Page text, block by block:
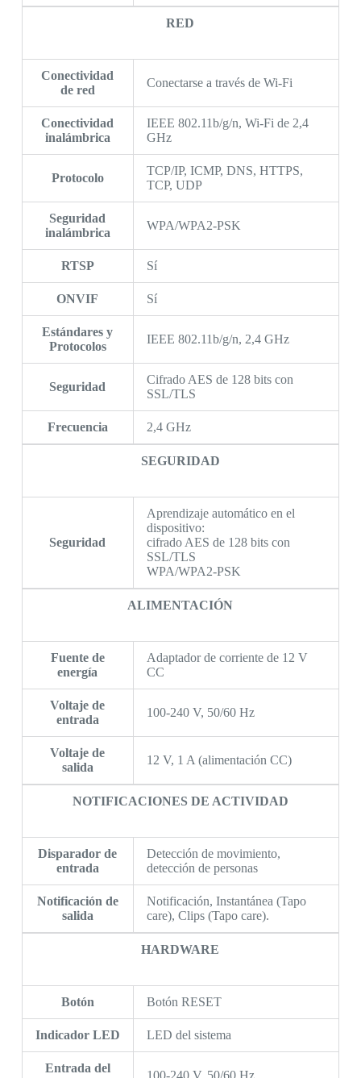
RED
Conectividad
de red
Conectarse a través de Wi-Fi
Conectividad
inalámbrica
IEEE 802.11b/g/n, Wi-Fi de 2,4
GHz
Protocolo
TCP/IP, ICMP, DNS, HTTPS,
TCP, UDP
Seguridad
inalámbrica
WPA/WPA2-PSK
RTSP Sí
ONVIF Sí
Estándares y
Protocolos
IEEE 802.11b/g/n, 2,4 GHz
Seguridad
Cifrado AES de 128 bits con
SSL/TLS
Frecuencia 2,4 GHz
SEGURIDAD
Seguridad
Aprendizaje automático en el
dispositivo:
cifrado AES de 128 bits con
SSL/TLS
WPA/WPA2-PSK
ALIMENTACIÓN
Fuente de
energía
Adaptador de corriente de 12 V
CC
Voltaje de
entrada
100-240 V, 50/60 Hz
Voltaje de
salida
12 V, 1 A (alimentación CC)
NOTIFICACIONES DE ACTIVIDAD
Disparador de
entrada
Detección de movimiento,
detección de personas
Notificación de
salida
Notificación, Instantánea (Tapo
care), Clips (Tapo care).
HARDWARE
Botón Botón RESET
Indicador LED LED del sistema
Entrada del
100-240 V, 50/60 Hz